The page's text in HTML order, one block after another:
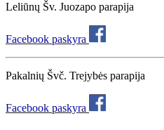
Leliūnų Šv. Juozapo parapija
Facebook paskyra
Pakalnių Švč. Trejybės parapija
Facebook paskyra